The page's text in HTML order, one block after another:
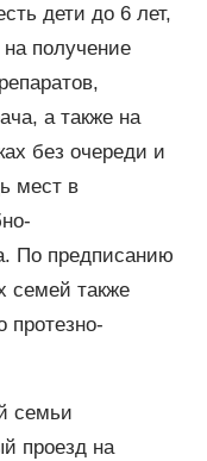
дети до 6 лет,
получение
а также на
без очереди и
мест в
По предписанию
семей также
протезно-
семьи
проезд на